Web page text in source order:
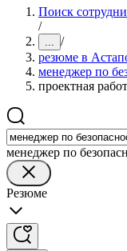
Поиск
/
... /
резюме в
менеджер по
проектная
менеджер по
Резюме